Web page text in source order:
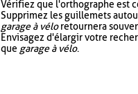
Vérifiez que l'orthographe est
Supprimez les guillemets
garage à véloretournera
Envisagez d'élargir votre
que garage à vélo.